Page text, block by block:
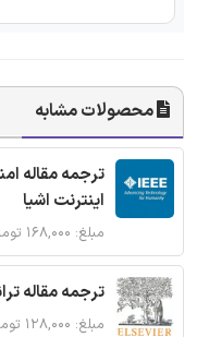
محصولات مشابه
اینترنت اشیا
مبلغ: ۱۶۸,۰۰۰ تومان
ترجمه مقاله
مبلغ: ۱۲۸,۰۰۰ تومان